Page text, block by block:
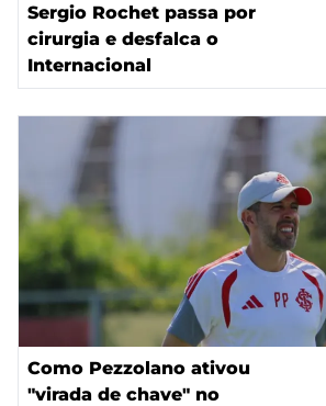
Sergio Rochet passa por
cirurgia e desfalca o
Internacional
Como Pezzolano ativou
"virada de chave" no